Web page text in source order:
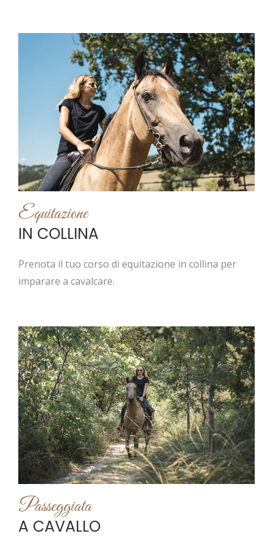
Equitazione
IN COLLINA
Prenota il tuo corso di equitazione in collina per
imparare a cavalcare.
Passeggiata
A CAVALLO